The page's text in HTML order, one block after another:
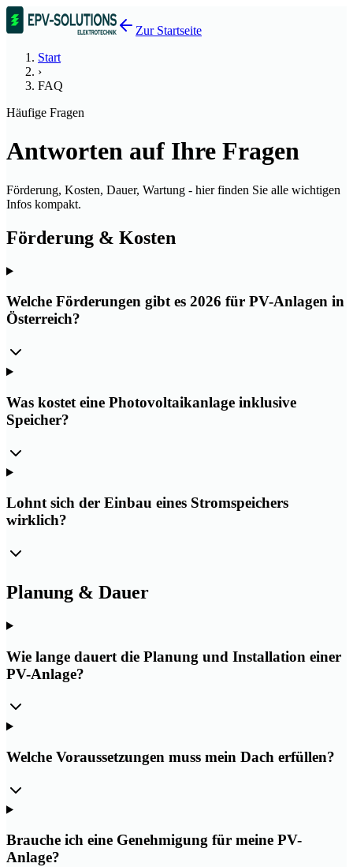
Zur Startseite
Start
›
FAQ
Häufige Fragen
Antworten auf Ihre Fragen
Förderung, Kosten, Dauer, Wartung - hier finden Sie alle wichtigen
Infos kompakt.
Förderung & Kosten
Welche Förderungen gibt es 2026 für PV-Anlagen in
Österreich?
Was kostet eine Photovoltaikanlage inklusive
Speicher?
Lohnt sich der Einbau eines Stromspeichers
wirklich?
Planung & Dauer
Wie lange dauert die Planung und Installation einer
PV-Anlage?
Welche Voraussetzungen muss mein Dach erfüllen?
Brauche ich eine Genehmigung für meine PV-
Anlage?